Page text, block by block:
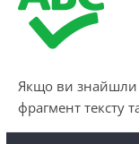
Якщо ви знайшли
фрагмент тексту